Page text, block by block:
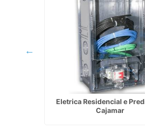
Eletrica Residencial e
Cajamar